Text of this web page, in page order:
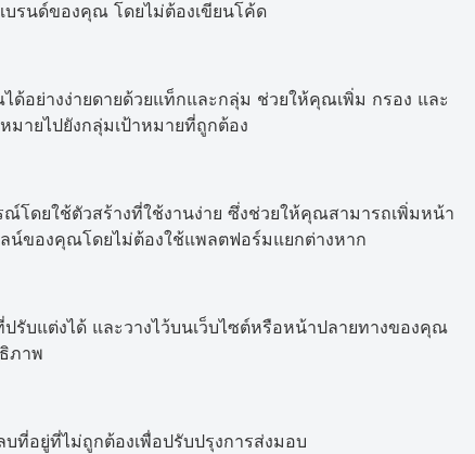
บรนด์ของคุณ โดยไม่ต้องเขียนโค้ด
ด้อย่างง่ายดายด้วยแท็กและกลุ่ม ช่วยให้คุณเพิ่ม กรอง และ
ายไปยังกลุ่มเป้าหมายที่ถูกต้อง
โดยใช้ตัวสร้างที่ใช้งานง่าย ซึ่งช่วยให้คุณสามารถเพิ่มหน้า
น์ของคุณโดยไม่ต้องใช้แพลตฟอร์มแยกต่างหาก
รับแต่งได้ และวางไว้บนเว็บไซต์หรือหน้าปลายทางของคุณ
ภาพ
ที่อยู่ที่ไม่ถูกต้องเพื่อปรับปรุงการส่งมอบ